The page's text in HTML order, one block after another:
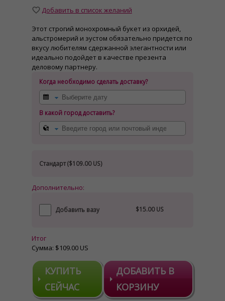
Добавить в список желаний
Этот строгий монохромный букет из орхидей,
альстромерий и эустом обязательно придется по
вкусу любителям сдержанной элегантности или
идеально подойдет в качестве презента
деловому партнеру.
Когда необходимо сделать доставку?
В какой город доставить?
Стандарт ($109.00 US)
Дополнительно:
Добавить вазу $15.00 US
Итог
Сумма: $109.00 US
КУПИТЬ
СЕЙЧАС
ДОБАВИТЬ В
КОРЗИНУ